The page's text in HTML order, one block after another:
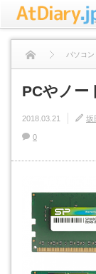
パソコ
PCやノー
2018.03.21 坂
0